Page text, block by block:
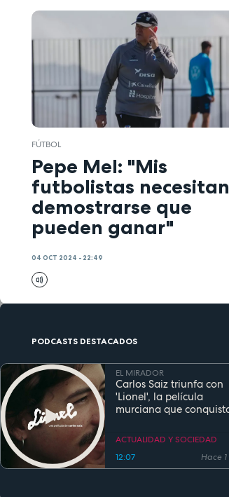
FÚTBOL
Pepe Mel: "Mis
futbolistas necesitan
demostrarse que
pueden ganar"
04 OCT 2024 - 22:49
PODCASTS DESTACADOS
EL MIRADOR
Carlos Saiz triunfa con
'Lionel', la película
murciana que
estreno
ACTUALIDAD Y SOCIEDAD
12:07
Hace